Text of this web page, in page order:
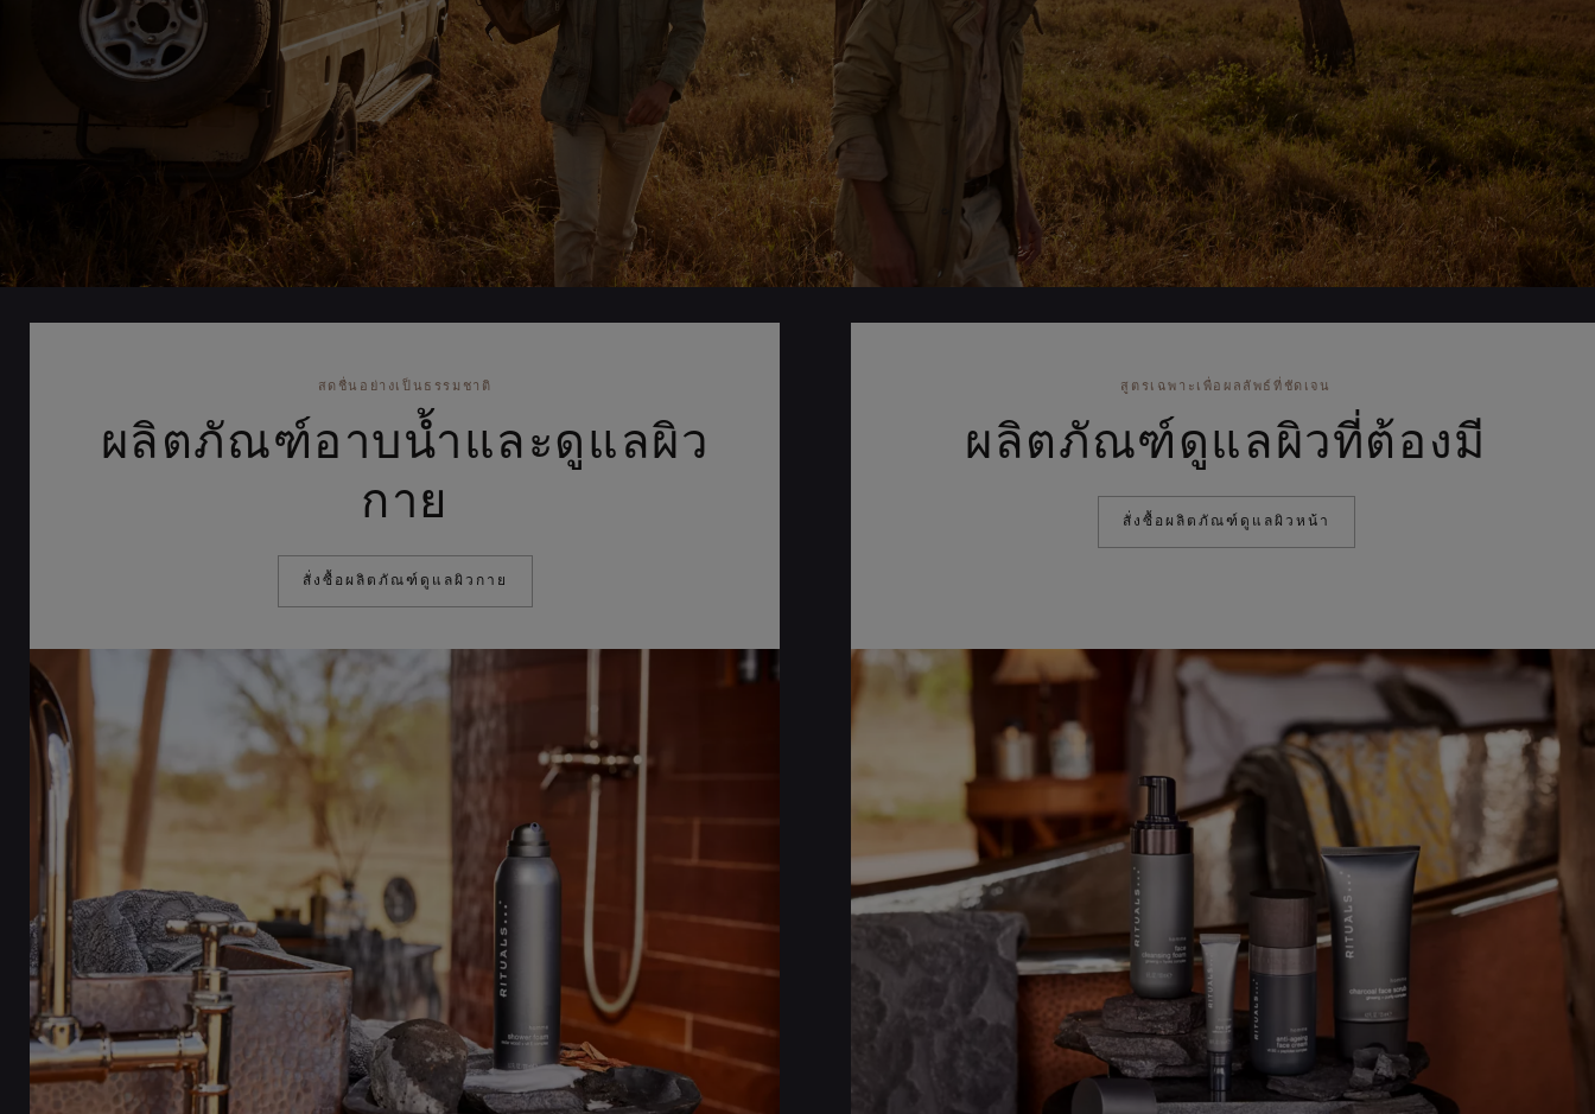
สดชื่นอย่างเป็นธรรมชาติ
ผลิตภัณฑ์อาบน้ำและดูแลผิว
กาย
สั่งซื้อผลิตภัณฑ์ดูแลผิวกาย
สูตรเฉพาะเพื่อผลลัพธ์ที่ชัดเจน
ผลิตภัณฑ์ดูแลผิวที่ต้องมี
สั่งซื้อผลิตภัณฑ์ดูแลผิวหน้า